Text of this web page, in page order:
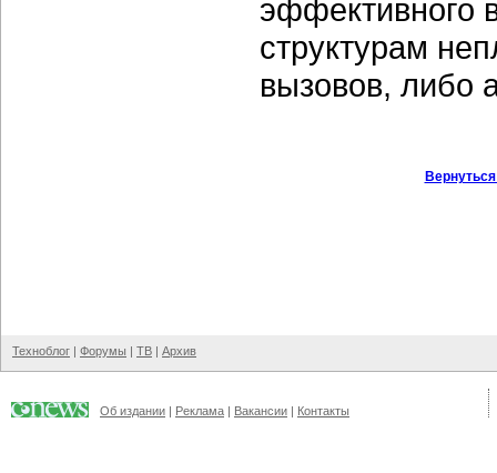
эффективного
структурам
вызовов, либо
Техноблог | Форумы | ТВ | Архив
Об издании | Реклама | Вакансии | Контакты